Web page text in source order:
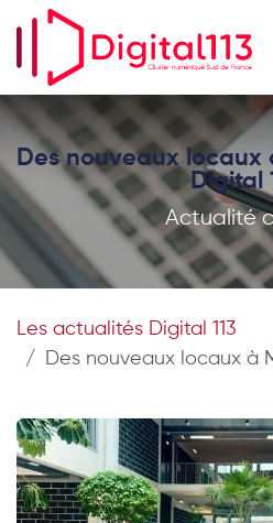
Se rendre au contenu
Des nouveaux
Digital
Actualité
Les actualités Digital 113
Des nouveaux locaux à